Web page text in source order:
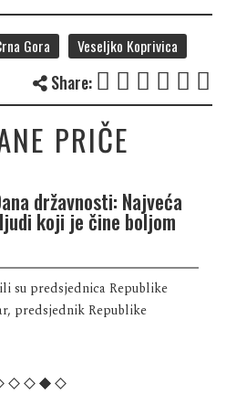
Gora Veseljko Koprivica
Share:
PRIČE
državnosti: Najveća
koji je čine boljom
su predsjednica Republike
predsjednik Republike